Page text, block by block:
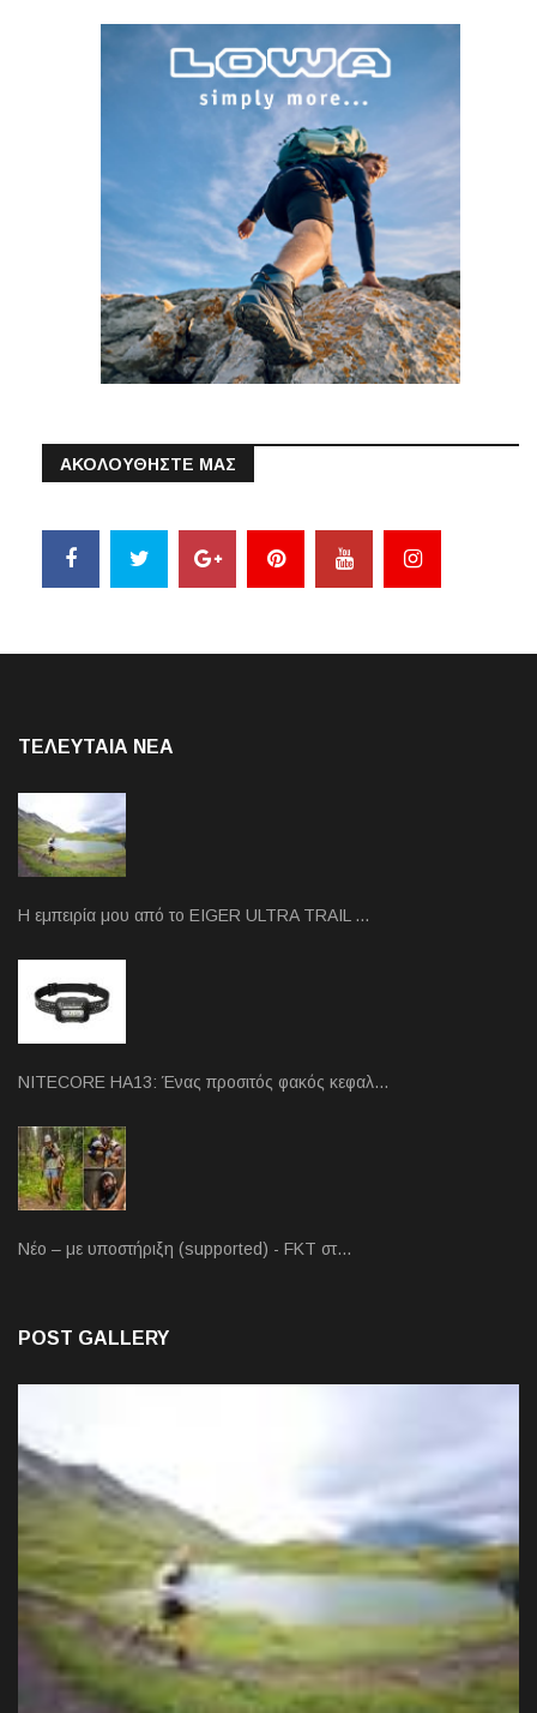
ΑΚΟΛΟΥΘΗΣΤΕ ΜΑΣ
ΤΕΛΕΥΤΑΙΑ NEA
Η εμπειρία μου από το EIGER ULTRA TRAIL …
NITECORE HA13: Ένας προσιτός φακός κεφαλ…
Νέο – με υποστήριξη (supported) - FKT στ…
POST GALLERY